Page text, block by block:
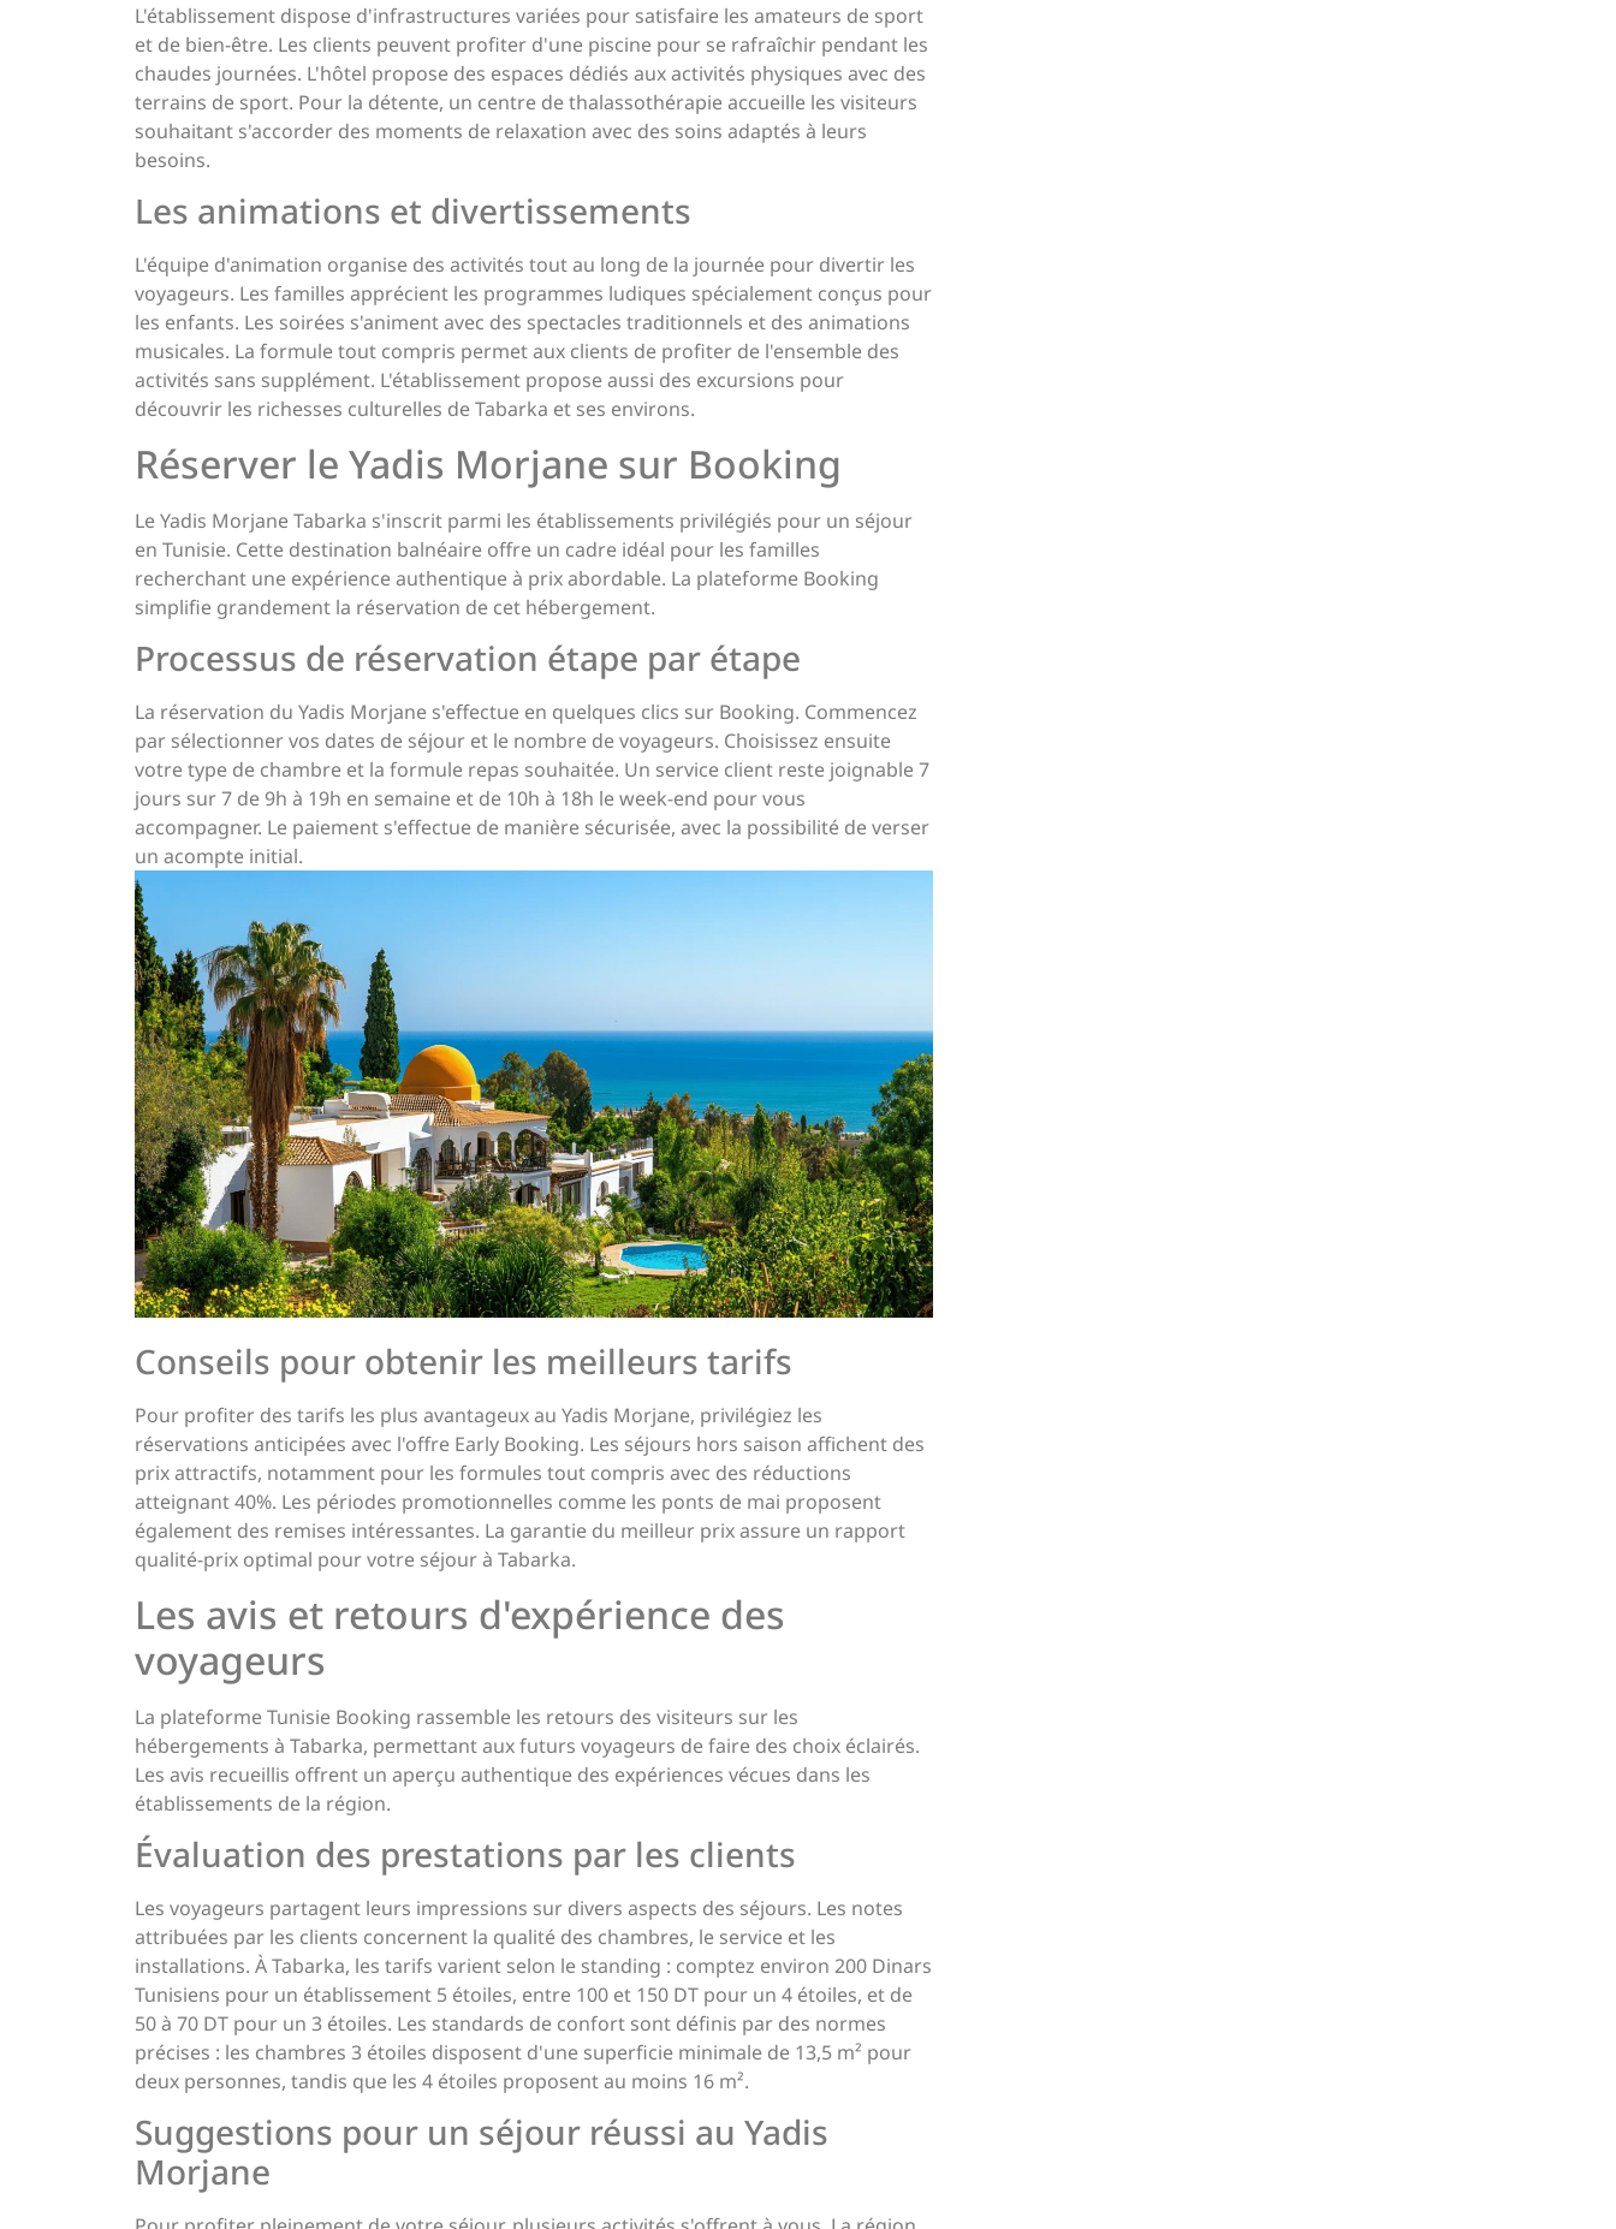
L'établissement dispose d'infrastructures variées pour satisfaire les amateurs de sport
et de bien-être. Les clients peuvent profiter d'une piscine pour se rafraîchir pendant les
chaudes journées. L'hôtel propose des espaces dédiés aux activités physiques avec des
terrains de sport. Pour la détente, un centre de thalassothérapie accueille les visiteurs
souhaitant s'accorder des moments de relaxation avec des soins adaptés à leurs
besoins.
Les animations et divertissements
L'équipe d'animation organise des activités tout au long de la journée pour divertir les
voyageurs. Les familles apprécient les programmes ludiques spécialement conçus pour
les enfants. Les soirées s'animent avec des spectacles traditionnels et des animations
musicales. La formule tout compris permet aux clients de profiter de l'ensemble des
activités sans supplément. L'établissement propose aussi des excursions pour
découvrir les richesses culturelles de Tabarka et ses environs.
Réserver le Yadis Morjane sur Booking
Le Yadis Morjane Tabarka s'inscrit parmi les établissements privilégiés pour un séjour
en Tunisie. Cette destination balnéaire offre un cadre idéal pour les familles
recherchant une expérience authentique à prix abordable. La plateforme Booking
simplifie grandement la réservation de cet hébergement.
Processus de réservation étape par étape
La réservation du Yadis Morjane s'effectue en quelques clics sur Booking. Commencez
par sélectionner vos dates de séjour et le nombre de voyageurs. Choisissez ensuite
votre type de chambre et la formule repas souhaitée. Un service client reste joignable 7
jours sur 7 de 9h à 19h en semaine et de 10h à 18h le week-end pour vous
accompagner. Le paiement s'effectue de manière sécurisée, avec la possibilité de verser
un acompte initial.
Conseils pour obtenir les meilleurs tarifs
Pour profiter des tarifs les plus avantageux au Yadis Morjane, privilégiez les
réservations anticipées avec l'offre Early Booking. Les séjours hors saison affichent des
prix attractifs, notamment pour les formules tout compris avec des réductions
atteignant 40%. Les périodes promotionnelles comme les ponts de mai proposent
également des remises intéressantes. La garantie du meilleur prix assure un rapport
qualité-prix optimal pour votre séjour à Tabarka.
Les avis et retours d'expérience des
voyageurs
La plateforme Tunisie Booking rassemble les retours des visiteurs sur les
hébergements à Tabarka, permettant aux futurs voyageurs de faire des choix éclairés.
Les avis recueillis offrent un aperçu authentique des expériences vécues dans les
établissements de la région.
Évaluation des prestations par les clients
Les voyageurs partagent leurs impressions sur divers aspects des séjours. Les notes
attribuées par les clients concernent la qualité des chambres, le service et les
installations. À Tabarka, les tarifs varient selon le standing : comptez environ 200 Dinars
Tunisiens pour un établissement 5 étoiles, entre 100 et 150 DT pour un 4 étoiles, et de
50 à 70 DT pour un 3 étoiles. Les standards de confort sont définis par des normes
précises : les chambres 3 étoiles disposent d'une superficie minimale de 13,5 m² pour
deux personnes, tandis que les 4 étoiles proposent au moins 16 m².
Suggestions pour un séjour réussi au Yadis
Morjane